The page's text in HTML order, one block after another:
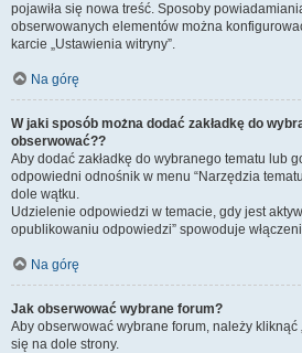
pojawiła się nowa treść. Sposoby
obserwowanych elementów można
karcie „Ustawienia witryny”.
Na górę
W jaki sposób można dodać zakładkę do
obserwować??
Aby dodać zakładkę do wybranego tematu lub
odpowiedni odnośnik w menu “Narzędzia
dole wątku.
Udzielenie odpowiedzi w temacie, gdy jest
opublikowaniu odpowiedzi” spowoduje
Na górę
Jak obserwować wybrane forum?
Aby obserwować wybrane forum, należy kliknąć
się na dole strony.